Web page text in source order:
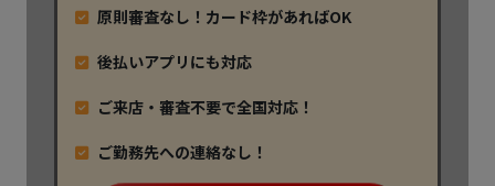
原則審査なし！カード枠があればOK
後払いアプリにも対応
ご来店・審査不要で全国対応！
ご勤務先への連絡なし！